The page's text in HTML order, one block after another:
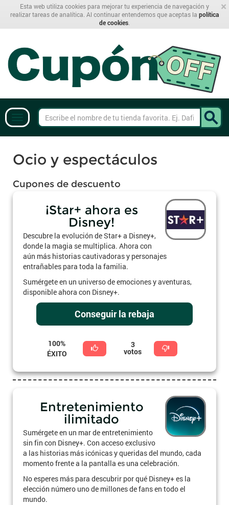
×
Esta web utiliza cookies para mejorar tu experiencia de navegación y
realizar tareas de analítica. Al continuar entendemos que aceptas la política
de cookies
Ocio y espectáculos
Cupones de descuento
¡Star+ ahora es
Disney!
Descubre la evolución de Star+ a Disney+,
donde la magia se multiplica. Ahora con
aún más historias cautivadoras y personajes
entrañables para toda la familia.
Sumérgete en un universo de emociones y aventuras,
disponible ahora con Disney+.
Conseguir la rebaja
100%
ÉXITO
3
votos
Entretenimiento
ilimitado
Sumérgete en un mar de entretenimiento
sin fin con Disney+. Con acceso exclusivo
a las historias más icónicas y queridas del mundo, cada
momento frente a la pantalla es una celebración.
No esperes más para descubrir por qué Disney+ es la
elección número uno de millones de fans en todo el
mundo.